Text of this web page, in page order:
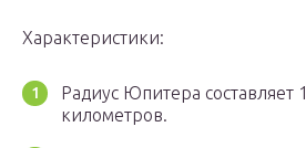
Характеристики:
Радиус Юпитера составляет
километров.